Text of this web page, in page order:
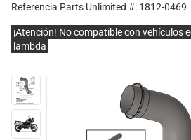
Referencia Parts Unlimited #: 1812-0469
¡Atención! No compatible con vehículos
lambda